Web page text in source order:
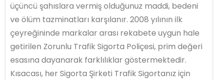
üçüncü şahıslara vermiş olduğunuz maddi, bedeni
ve ölüm tazminatları karşılanır. 2008 yılının ilk
çeyreğininde markalar arası rekabete uygun hale
getirilen Zorunlu Trafik Sigorta Poliçesi, prim değeri
esasına dayanarak farklılıklar göstermektedir.
Kısacası, her Sigorta Şirketi Trafik Sigortanız için